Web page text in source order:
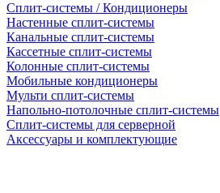
Сплит-системы / Кондиционеры
Настенные сплит-системы
Канальные сплит-системы
Кассетные сплит-системы
Колонные сплит-системы
Мобильные кондиционеры
Мульти сплит-системы
Напольно-потолочные сплит-системы
Сплит-системы для серверной
Аксессуары и комплектующие